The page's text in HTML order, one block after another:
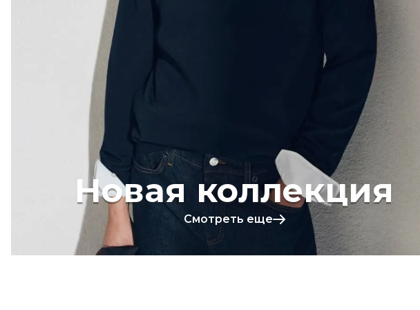
Новая коллекция
Смотреть еще